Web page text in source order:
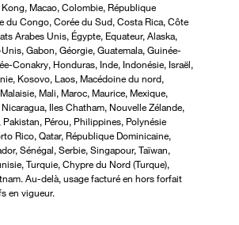
Macao, Colombie, République
du Congo, Corée du Sud, Costa Rica, Côte
Arabes Unis, Égypte, Equateur, Alaska,
Gabon, Géorgie, Guatemala, Guinée-
Conakry, Honduras, Inde, Indonésie, Israël,
Kosovo, Laos, Macédoine du nord,
Mali, Maroc, Maurice, Mexique,
Iles Chatham, Nouvelle Zélande,
Pérou, Philippines, Polynésie
Rico, Qatar, République Dominicaine,
Sénégal, Serbie, Singapour, Taïwan,
Turquie, Chypre du Nord (Turque),
Au-delà, usage facturé en hors forfait
en vigueur.